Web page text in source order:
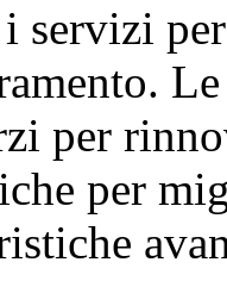
servizi
per
per